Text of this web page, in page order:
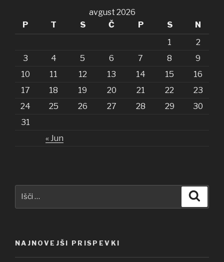
avgust 2026
P
T S Č P S N
« Jun
1
2
3
4 5 6 7 8
9
10
11 12 13 14 15
16
17
18 19 20 21 22
23
24
25 26 27 28 29
30
31
NAJNOVEJŠI PRISPEVKI